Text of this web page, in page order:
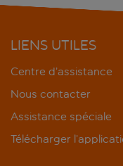
LIENS UTILES
Centre d’assistance
Nous contacter
Assistance spéciale
Télécharger